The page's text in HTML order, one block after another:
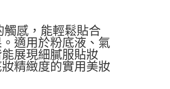
感，能輕鬆貼合
適用於粉底液、氣
展現細膩服貼妝
精緻度的實用美妝